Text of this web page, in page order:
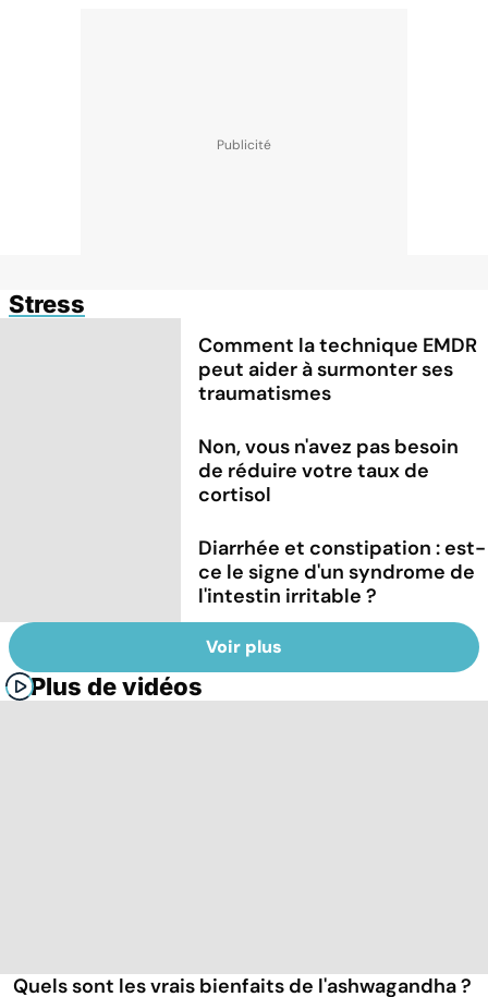
Stress
Comment la technique EMDR
peut aider à surmonter ses
traumatismes
Non, vous n'avez pas besoin
de réduire votre taux de
cortisol
Diarrhée et constipation : est-
ce le signe d'un syndrome de
l'intestin irritable ?
Voir plus
Plus de vidéos
Quels sont les vrais bienfaits de l'ashwagandha ?